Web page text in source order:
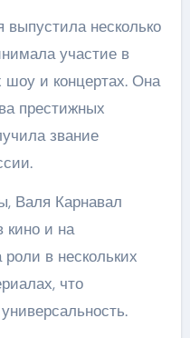
несколько
участие в
шоу и концертах. Она
престижных
звание
Валя Карнавал
кино и на
в нескольких
что